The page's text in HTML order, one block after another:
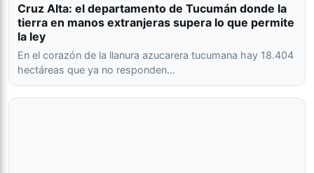
Cruz Alta: el departamento de Tucumán donde la
tierra en manos extranjeras supera lo que permite
la ley
En el corazón de la llanura azucarera tucumana hay 18.404
hectáreas que ya no responden…